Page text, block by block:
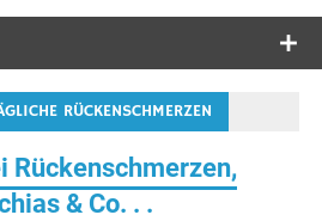
RÜCKENSCHMERZEN
Rückenschmerzen,
& Co. . .